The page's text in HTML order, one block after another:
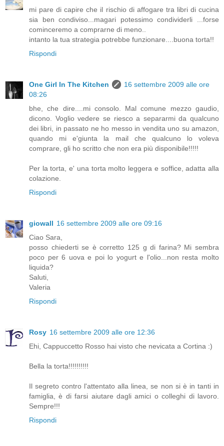
mi pare di capire che il rischio di affogare tra libri di cucina
sia ben condiviso...magari potessimo condividerli ...forse
cominceremo a comprarne di meno..
intanto la tua strategia potrebbe funzionare....buona torta!!
Rispondi
One Girl In The Kitchen
16 settembre 2009 alle ore
08:26
bhe, che dire....mi consolo. Mal comune mezzo gaudio,
dicono. Voglio vedere se riesco a separarmi da qualcuno
dei libri, in passato ne ho messo in vendita uno su amazon,
quando mi e'giunta la mail che qualcuno lo voleva
comprare, gli ho scritto che non era più disponibile!!!!!
Per la torta, e' una torta molto leggera e soffice, adatta alla
colazione.
Rispondi
giowall 16 settembre 2009 alle ore 09:16
Ciao Sara,
posso chiederti se è corretto 125 g di farina? Mi sembra
poco per 6 uova e poi lo yogurt e l'olio...non resta molto
liquida?
Saluti,
Valeria
Rispondi
Rosy 16 settembre 2009 alle ore 12:36
Ehi, Cappuccetto Rosso hai visto che nevicata a Cortina :)
Bella la torta!!!!!!!!!!
Il segreto contro l'attentato alla linea, se non si è in tanti in
famiglia, è di farsi aiutare dagli amici o colleghi di lavoro.
Sempre!!!
Rispondi